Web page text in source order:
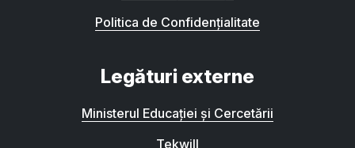
Politica de Confidențialitate
Legături externe
Ministerul Educației și Cercetării
Tekwill